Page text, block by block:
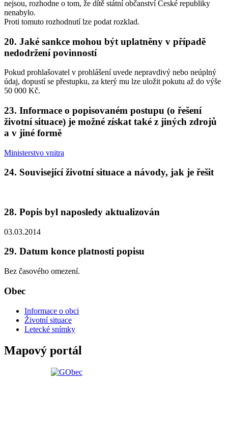
nejsou, rozhodne o tom, že dítě státní občanství České republiky
nenabylo.
Proti tomuto rozhodnutí lze podat rozklad.
20. Jaké sankce mohou být uplatněny v případě
nedodržení povinností
Pokud prohlašovatel v prohlášení uvede nepravdivý nebo neúplný
údaj, dopustí se přestupku, za který mu lze uložit pokutu až do výše
50 000 Kč.
23. Informace o popisovaném postupu (o řešení
životní situace) je možné získat také z jiných zdrojů
a v jiné formě
Ministerstvo vnitra
24. Související životní situace a návody, jak je řešit
28. Popis byl naposledy aktualizován
03.03.2014
29. Datum konce platnosti popisu
Bez časového omezení.
Obec
Informace o obci
Životní situace
Letecké snímky
Mapový portál